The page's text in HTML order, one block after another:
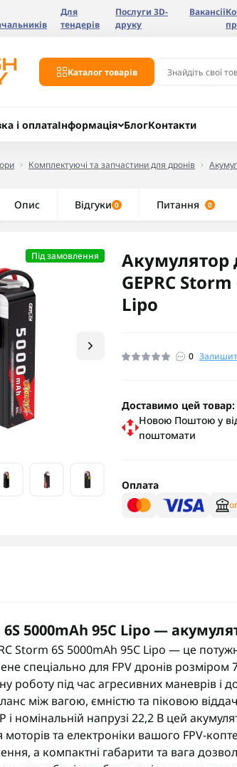
Для
тендерів
Послуги 3D-
друку
Вакансії
Каталог товарів
і оплатаІнформація БлогКонтакти
Комплектуючі та запчастини для дронів
Опис Відгуки 0 Питання 0
Під замовлення
Акумулятор
GEPRC
Lipo
0
Доставимо цей товар:
Новою Поштою у
поштомати
Оплата
6S 5000mAh 95C Lipo —
Storm 6S 5000mAh 95C Lipo — це
спеціально для FPV дронів розміром
роботу під час агресивних маневрів і
між вагою, ємністю та піковою
і номінальній напрузі 22,2 В цей
моторів та електроніки вашого FPV-
а компактні габарити та вага